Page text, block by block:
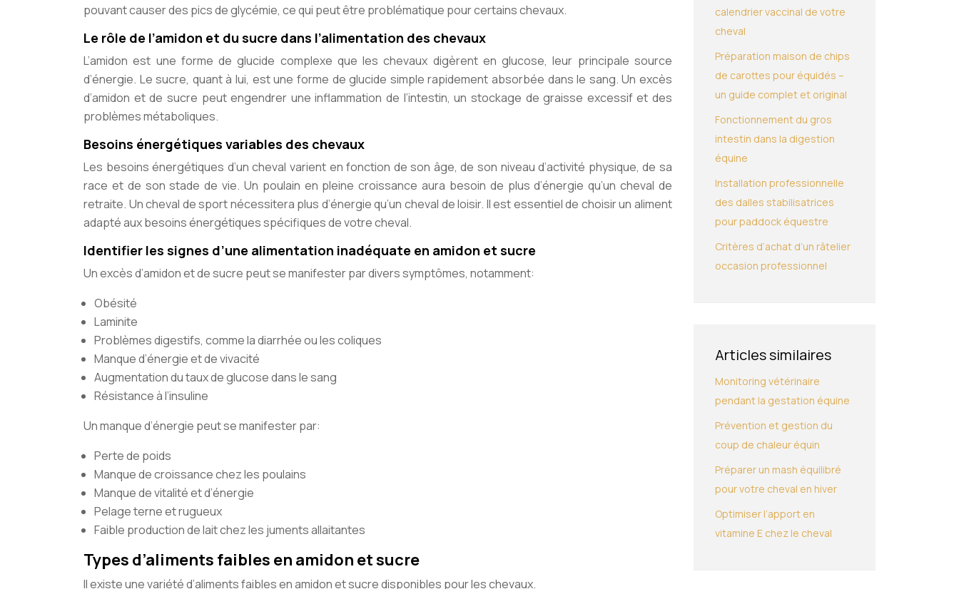
pouvant causer des pics de glycémie, ce qui peut être problématique pour certains chevaux.
Le rôle de l’amidon et du sucre dans l’alimentation des chevaux
L’amidon est une forme de glucide complexe que les chevaux digèrent en glucose, leur principale source
d’énergie. Le sucre, quant à lui, est une forme de glucide simple rapidement absorbée dans le sang. Un excès
d’amidon et de sucre peut engendrer une inflammation de l’intestin, un stockage de graisse excessif et des
problèmes métaboliques.
Besoins énergétiques variables des chevaux
Les besoins énergétiques d’un cheval varient en fonction de son âge, de son niveau d’activité physique, de sa
race et de son stade de vie. Un poulain en pleine croissance aura besoin de plus d’énergie qu’un cheval de
retraite. Un cheval de sport nécessitera plus d’énergie qu’un cheval de loisir. Il est essentiel de choisir un aliment
adapté aux besoins énergétiques spécifiques de votre cheval.
Identifier les signes d’une alimentation inadéquate en amidon et sucre
Un excès d’amidon et de sucre peut se manifester par divers symptômes, notamment:
Obésité
Laminite
Problèmes digestifs, comme la diarrhée ou les coliques
Manque d’énergie et de vivacité
Augmentation du taux de glucose dans le sang
Résistance à l’insuline
Un manque d’énergie peut se manifester par:
Perte de poids
Manque de croissance chez les poulains
Manque de vitalité et d’énergie
Pelage terne et rugueux
Faible production de lait chez les juments allaitantes
Types d’aliments faibles en amidon et sucre
Il existe une variété d’aliments faibles en amidon et sucre disponibles pour les chevaux.
calendrier vaccinal de votre
cheval
Préparation maison de chips
de carottes pour équidés –
un guide complet et original
Fonctionnement du gros
intestin dans la digestion
équine
Installation professionnelle
des dalles stabilisatrices
pour paddock équestre
Critères d’achat d’un râtelier
occasion professionnel
Articles similaires
Monitoring vétérinaire
pendant la gestation équine
Prévention et gestion du
coup de chaleur équin
Préparer un mash équilibré
pour votre cheval en hiver
Optimiser l’apport en
vitamine E chez le cheval